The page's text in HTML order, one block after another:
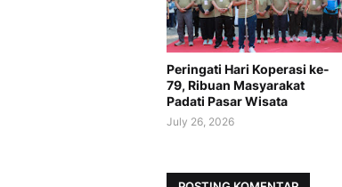
Peringati Hari Koperasi ke-
79, Ribuan Masyarakat
Padati Pasar Wisata
July 26, 2026